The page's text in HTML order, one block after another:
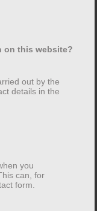
on this website?
out by the
details in the
you
can, for
form.